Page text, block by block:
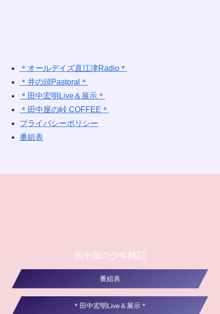
＊オールデイズ直江津Radio＊
＊井の頭Pastoral＊
＊田中宏明Live＆展示＊
＊田中屋の峠 COFFEE＊
プライバシーポリシー
番組表
田中屋の少年雑記
番組表
＊田中宏明Live＆展示＊